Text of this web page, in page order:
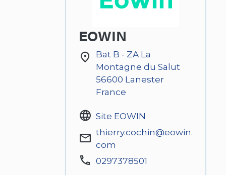
EOWIN
Bat B - ZA La
Montagne du Salut
56600 Lanester
France
Site EOWIN
thierry.cochin@eowin.
com
0297378501